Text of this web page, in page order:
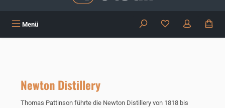
Menü Du hast 0
Newton Distillery
Thomas Pattinson führte die Newton Distillery von 1818 bis